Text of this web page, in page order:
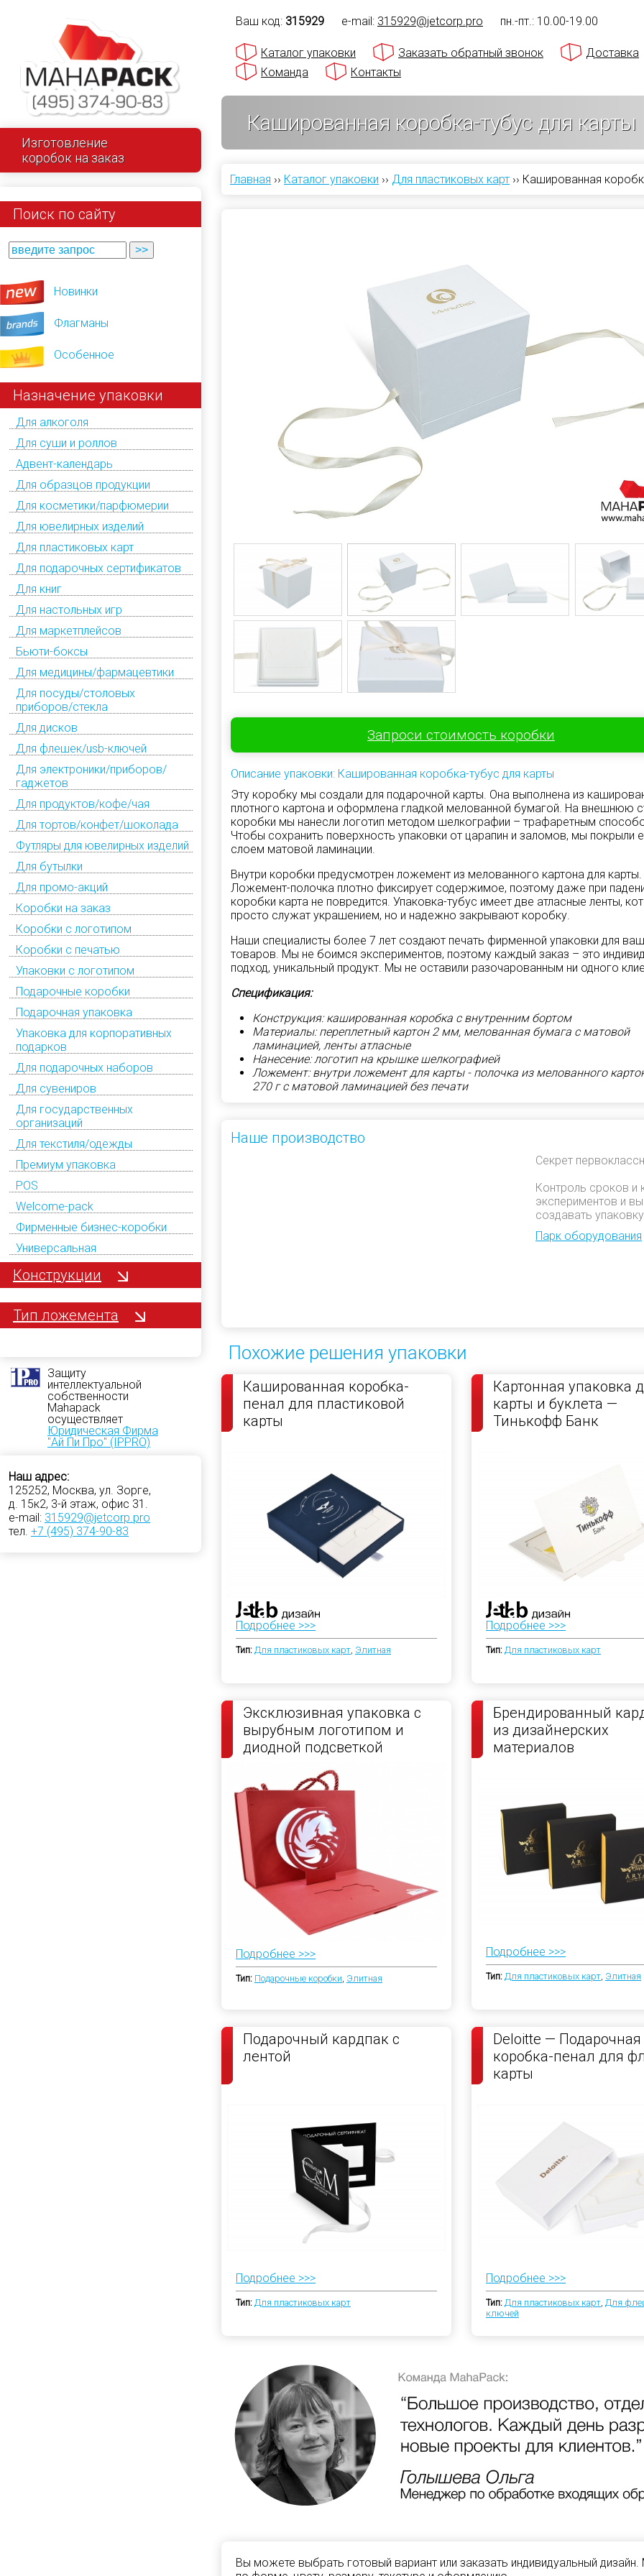
Изготовление
коробок на заказ
Поиск по сайту
Новинки
Флагманы
Особенное
Назначение упаковки
Для алкоголя
Для суши и роллов
Адвент-календарь
Для образцов продукции
Для косметики/парфюмерии
Для ювелирных изделий
Для пластиковых карт
Для подарочных сертификатов
Для книг
Для настольных игр
Для маркетплейсов
Бьюти-боксы
Для медицины/фармацевтики
Для посуды/столовых
приборов/стекла
Для дисков
Для флешек/usb-ключей
Для электроники/приборов/
гаджетов
Для продуктов/кофе/чая
Для тортов/конфет/шоколада
Футляры для ювелирных изделий
Для бутылки
Для промо-акций
Коробки на заказ
Коробки с логотипом
Коробки с печатью
Упаковки с логотипом
Подарочные коробки
Подарочная упаковка
Упаковка для корпоративных
подарков
Для подарочных наборов
Для сувениров
Для государственных
организаций
Для текстиля/одежды
Премиум упаковка
POS
Welcome-pack
Фирменные бизнес-коробки
Универсальная
Конструкции
Тип ложемента
Защиту
интеллектуальной
собственности
Mahapack
осуществляет
Юридическая Фирма
"Ай Пи Про" (IPPRO)
Наш адрес:
125252, Москва, ул. Зорге,
д. 15к2, 3-й этаж, офис 31.
e-mail: 315929@jetcorp.pro
тел. +7 (495) 374-90-83
Ваш код: 315929 e-mail: 315929@jetcorp.pro пн.-пт.: 10.00-19.00
Каталог упаковки Заказать обратный звонок
Доставка
Команда
Контакты
Кашированная коробка-тубус для карты
Главная ›› Каталог упаковки ›› Для пластиковых карт ›› Кашированная
Запроси стоимость коробки
Описание упаковки: Кашированная коробка-тубус для карты
Эту коробку мы создали для подарочной карты. Она выполнена из
плотного картона и оформлена гладкой мелованной бумагой. На внешнюю
коробки мы нанесли логотип методом шелкографии – трафаретным
Чтобы сохранить поверхность упаковки от царапин и заломов, мы покрыли
слоем матовой ламинации.
Внутри коробки предусмотрен ложемент из мелованного картона для карты.
Ложемент-полочка плотно фиксирует содержимое, поэтому даже при
коробки карта не повредится. Упаковка-тубус имеет две атласные ленты,
просто служат украшением, но и надежно закрывают коробку.
Наши специалисты более 7 лет создают печать фирменной упаковки для
товаров. Мы не боимся экспериментов, поэтому каждый заказ – это
подход, уникальный продукт. Мы не оставили разочарованным ни одного
Спецификация:
Конструкция: кашированная коробка с внутренним бортом
Материалы: переплетный картон 2 мм, мелованная бумага с матовой
ламинацией, ленты атласные
Нанесение: логотип на крышке шелкографией
Ложемент: внутри ложемент для карты - полочка из мелованного
270 г с матовой ламинацией без печати
Наше производство
Секрет
Контроль сроков и
экспериментов и
создавать
Парк оборудования
Похожие решения упаковки
Кашированная коробка-
пенал для пластиковой
карты
Подробнее >>>
Тип: Для пластиковых карт, Элитная
Картонная упаковка
карты и буклета —
Тинькофф Банк
Подробнее >>>
Тип: Для пластиковых карт
Эксклюзивная упаковка с
вырубным логотипом и
диодной подсветкой
Подробнее >>>
Тип: Подарочные коробки, Элитная
Брендированный
из дизайнерских
материалов
Подробнее >>>
Тип: Для пластиковых карт, Элитная
Подарочный кардпак с
лентой
Подробнее >>>
Тип: Для пластиковых карт
Deloitte — Подарочная
коробка-пенал для
карты
Подробнее >>>
Тип: Для пластиковых карт, Для
ключей
Вы можете выбрать готовый вариант или заказать индивидуальный